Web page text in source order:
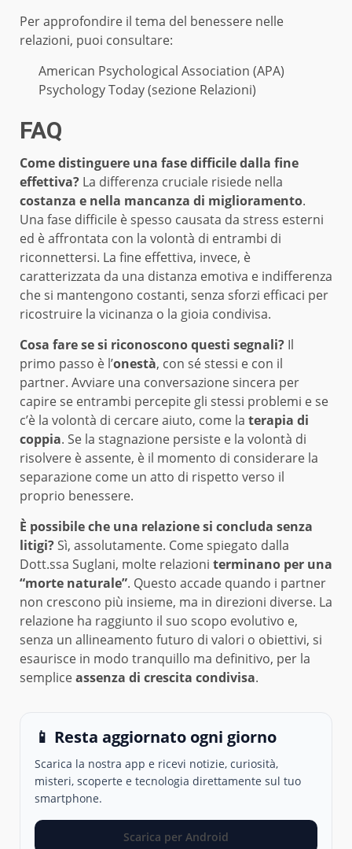
Per approfondire il tema del benessere nelle
relazioni, puoi consultare:
American Psychological Association (APA)
Psychology Today (sezione Relazioni)
FAQ
Come distinguere una fase difficile dalla fine
effettiva? La differenza cruciale risiede nella
costanza e nella mancanza di miglioramento.
Una fase difficile è spesso causata da stress esterni
ed è affrontata con la volontà di entrambi di
riconnettersi. La fine effettiva, invece, è
caratterizzata da una distanza emotiva e indifferenza
che si mantengono costanti, senza sforzi efficaci per
ricostruire la vicinanza o la gioia condivisa.
Cosa fare se si riconoscono questi segnali? Il
primo passo è l’onestà, con sé stessi e con il
partner. Avviare una conversazione sincera per
capire se entrambi percepite gli stessi problemi e se
c’è la volontà di cercare aiuto, come la terapia di
coppia. Se la stagnazione persiste e la volontà di
risolvere è assente, è il momento di considerare la
separazione come un atto di rispetto verso il
proprio benessere.
È possibile che una relazione si concluda senza
litigi?Sì, assolutamente. Come spiegato dalla
Dott.ssa Suglani, molte relazioni terminano per una
“morte naturale”. Questo accade quando i partner
non crescono più insieme, ma in direzioni diverse. La
relazione ha raggiunto il suo scopo evolutivo e,
senza un allineamento futuro di valori o obiettivi, si
esaurisce in modo tranquillo ma definitivo, per la
sempliceassenza di crescita condivisa.
📱 Resta aggiornato ogni giorno
Scarica la nostra app e ricevi notizie, curiosità,
misteri, scoperte e tecnologia direttamente sul tuo
smartphone.
Scarica per Android